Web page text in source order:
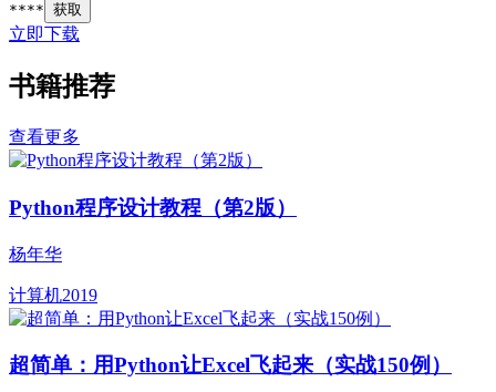
**** 获取
立即下载
书籍推荐
查看更多
Python程序设计教程（第2版）
杨年华
计算机2019
超简单：用Python让Excel飞起来（实战150例）